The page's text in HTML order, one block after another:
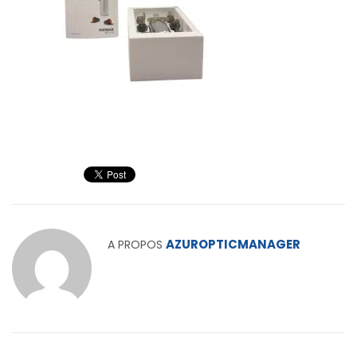
A PROPOS AZUROPTICMANAGER